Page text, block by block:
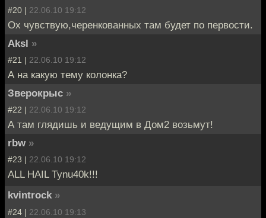
#20 | 22.06.10 19:12
Ох чувствую,черенкованных там будет по первости.
Aksl »
#21 | 22.06.10 19:12
А на какую тему колонка?
Зверокрыс »
#22 | 22.06.10 19:12
А там глядишь и ведущим в Дом2 возьмут!
rbw »
#23 | 22.06.10 19:12
ALL HAIL Tynu40k!!!
kvintrock »
#24 | 22.06.10 19:13